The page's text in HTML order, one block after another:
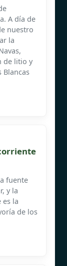
A día de
nuestro
la
de litio y
Blancas
fuente
y la
la
de los